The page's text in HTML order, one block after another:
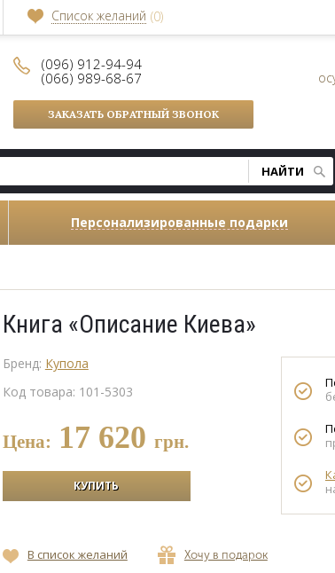
Список желаний (0)
(096) 912-94-94
(066) 989-68-67
ЗАКАЗАТЬ ОБРАТНЫЙ ЗВОНОК
Персонализированные подарки
Книга «Описание Киева»
Бренд: Купола
Код товара: 101-5303
Цена: 17 620 грн.
В список желаний Хочу в подарок